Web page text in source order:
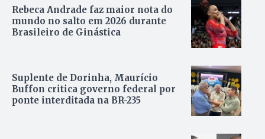
Rebeca Andrade faz maior nota do
mundo no salto em 2026 durante
Brasileiro de Ginástica
Suplente de Dorinha, Maurício
Buffon critica governo federal por
ponte interditada na BR-235